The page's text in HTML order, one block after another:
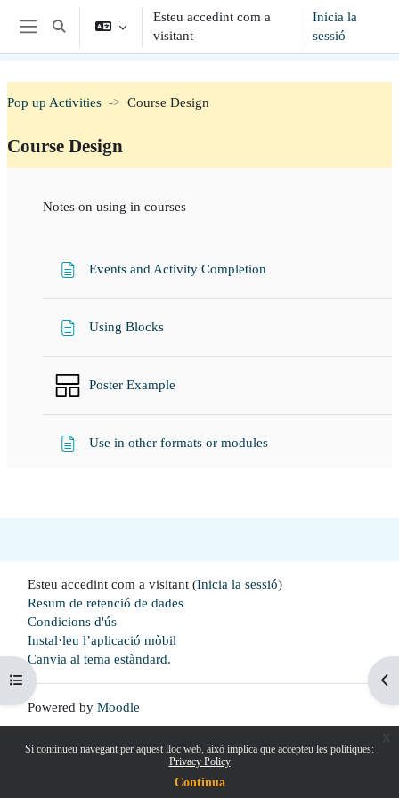
Vés al contingut principal
Si continueu navegant per aquest lloc web, això implica que accepteu les polítiques:
Privacy Policy
Continua
Panell lateral
Commuta l'entrada de la cerca
Esteu accedint com a
visitant
Inicia la
sessió
Open course index
Pop up Activities Course Design
Course Design
Notes on using in courses
Events and Activity Completion
Using BlocksPàgina
Poster Example
Use in other formats or modulesPàgina
Esteu accedint com a visitant (Inicia la sessió)
Resum de retenció de dades
Condicions d'ús
Instal·leu l’aplicació mòbil
Canvia al tema estàndard.
Powered by Moodle